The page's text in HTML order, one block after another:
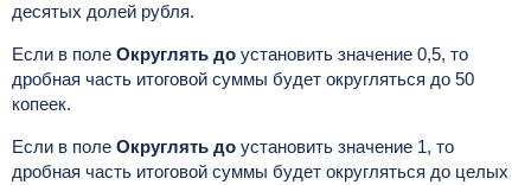
десятых долей рубля.
Если в полеОкруглять доустановить значение 0,5, то
дробная часть итоговой суммы будет округляться до 50
копеек.
Если в поле Округлять доустановить значение 1, то
дробная часть итоговой суммы будет округляться до целых